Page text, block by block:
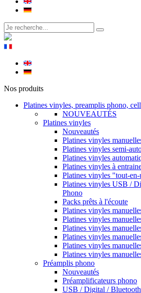
Nos produits
Platines vinyles, preamplis phono,
NOUVEAUTÉS
Platines vinyles
Nouveautés
Platines vinyles
Platines vinyles semi-
Platines vinyles
Platines vinyles à
Platines vinyles "tout-
Platines vinyles USB /
Phono
Packs prêts à l'écoute
Platines vinyles
Platines vinyles
Platines vinyles
Platines vinyles
Platines vinyles
Platines vinyles
Préamplis phono
Nouveautés
Préamplificateurs phono
USB / Digital / Bluetooth